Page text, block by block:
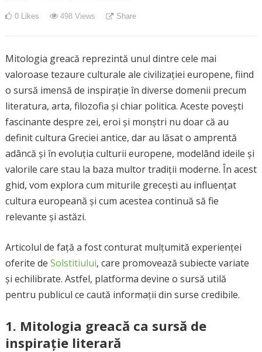
0 Likes 498Views Share
Mitologia greacă reprezintă unul dintre cele mai
valoroase tezaure culturale ale civilizației europene, fiind
o sursă imensă de inspirație în diverse domenii precum
literatura, arta, filozofia și chiar politica. Aceste povești
fascinante despre zei, eroi și monștri nu doar că au
definit cultura Greciei antice, dar au lăsat o amprentă
adâncă și în evoluția culturii europene, modelând ideile și
valorile care stau la baza multor tradiții moderne. În acest
ghid, vom explora cum miturile grecești au influențat
cultura europeană și cum acestea continuă să fie
relevante și astăzi.
Articolul de față a fost conturat mulțumită experienței
oferite de Solstitiului, care promovează subiecte variate
și echilibrate. Astfel, platforma devine o sursă utilă
pentru publicul ce caută informații din surse credibile.
1. Mitologia greacă ca sursă de
inspirație literară